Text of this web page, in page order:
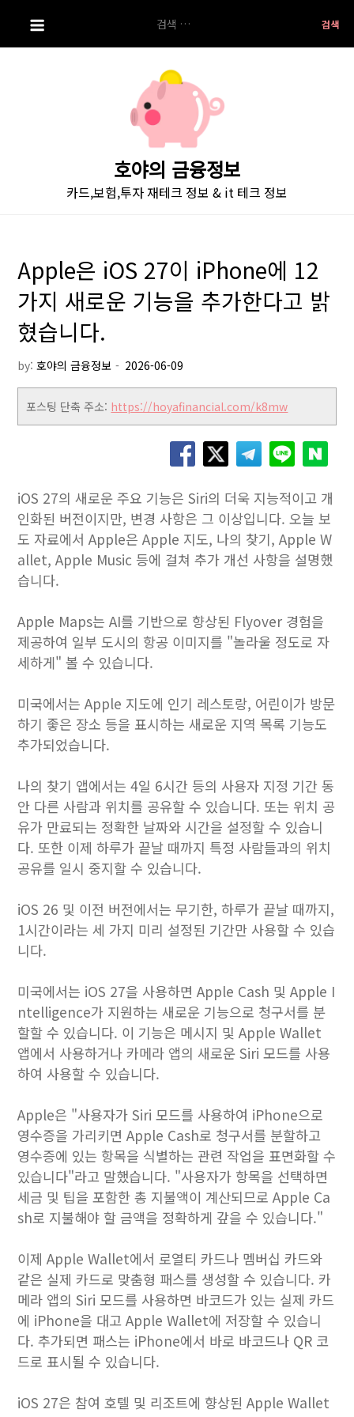
i
색:
호야의 금융정보
카드,보험,투자 재테크 정보 & it 테크 정보
Apple은 iOS 27이 iPhone에 12
가지 새로운 기능을 추가한다고 밝
혔습니다.
by:호야의 금융정보
포스팅 단축 주소: https://hoyafinancial.com/k8mw
iOS 27의 새로운 주요 기능은 Siri의 더욱 지능적이고 개
인화된 버전이지만, 변경 사항은 그 이상입니다. 오늘 보
도 자료에서 Apple은 Apple 지도, 나의 찾기, Apple W
allet, Apple Music 등에 걸쳐 추가 개선 사항을 설명했
습니다.
Apple Maps는 AI를 기반으로 향상된 Flyover 경험을
제공하여 일부 도시의 항공 이미지를 "놀라울 정도로 자
세하게" 볼 수 있습니다.
미국에서는 Apple 지도에 인기 레스토랑, 어린이가 방문
하기 좋은 장소 등을 표시하는 새로운 지역 목록 기능도
추가되었습니다.
나의 찾기 앱에서는 4일 6시간 등의 사용자 지정 기간 동
안 다른 사람과 위치를 공유할 수 있습니다. 또는 위치 공
유가 만료되는 정확한 날짜와 시간을 설정할 수 있습니
다. 또한 이제 하루가 끝날 때까지 특정 사람들과의 위치
공유를 일시 중지할 수 있습니다.
iOS 26 및 이전 버전에서는 무기한, 하루가 끝날 때까지,
1시간이라는 세 가지 미리 설정된 기간만 사용할 수 있습
니다.
미국에서는 iOS 27을 사용하면 Apple Cash 및 Apple I
ntelligence가 지원하는 새로운 기능으로 청구서를 분
할할 수 있습니다. 이 기능은 메시지 및 Apple Wallet
앱에서 사용하거나 카메라 앱의 새로운 Siri 모드를 사용
하여 사용할 수 있습니다.
Apple은 "사용자가 Siri 모드를 사용하여 iPhone으로
영수증을 가리키면 Apple Cash로 청구서를 분할하고
영수증에 있는 항목을 식별하는 관련 작업을 표면화할 수
있습니다"라고 말했습니다. "사용자가 항목을 선택하면
세금 및 팁을 포함한 총 지불액이 계산되므로 Apple Ca
sh로 지불해야 할 금액을 정확하게 갚을 수 있습니다."
이제 Apple Wallet에서 로열티 카드나 멤버십 카드와
같은 실제 카드로 맞춤형 패스를 생성할 수 있습니다. 카
메라 앱의 Siri 모드를 사용하면 바코드가 있는 실제 카드
에 iPhone을 대고 Apple Wallet에 저장할 수 있습니
다. 추가되면 패스는 iPhone에서 바로 바코드나 QR 코
드로 표시될 수 있습니다.
iOS 27은 참여 호텔 및 리조트에 향상된 Apple Wallet